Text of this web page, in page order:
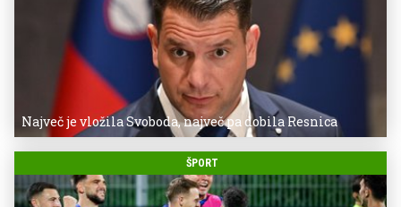
Največ je vložila Svoboda, največ pa dobila Resnica
ŠPORT